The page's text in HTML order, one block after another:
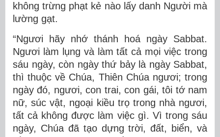
không trừng phạt kẻ nào lấy danh Người mà
lường gạt.
“Ngươi hãy nhớ thánh hoá ngày Sabbat.
Ngươi làm lụng và làm tất cả mọi việc trong
sáu ngày, còn ngày thứ bảy là ngày Sabbat,
thì thuộc về Chúa, Thiên Chúa ngươi; trong
ngày đó, ngươi, con trai, con gái, tôi tớ nam
nữ, súc vật, ngoại kiều trọ trong nhà ngươi,
tất cả không được làm việc gì. Vì trong sáu
ngày, Chúa đã tạo dựng trời, đất, biển, và